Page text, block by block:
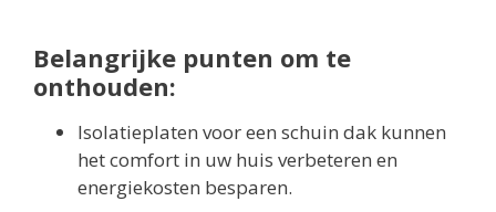
Belangrijke punten om te
onthouden:
Isolatieplaten voor een schuin dak kunnen
het comfort in uw huis verbeteren en
energiekosten besparen.